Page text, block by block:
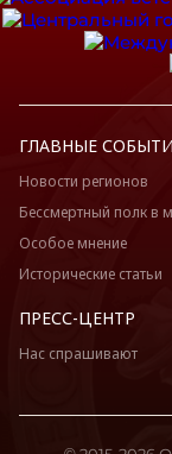
ГЛАВНЫЕ
Новости регионов
Бессмертный полк в
Особое мнение
Исторические статьи
ПРЕСС-ЦЕНТР
Нас спрашивают